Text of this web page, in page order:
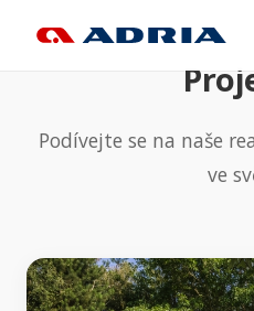
Podívejte se na naše
ve